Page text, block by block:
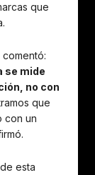
que
comentó:
se mide
no con
que
con un
esta